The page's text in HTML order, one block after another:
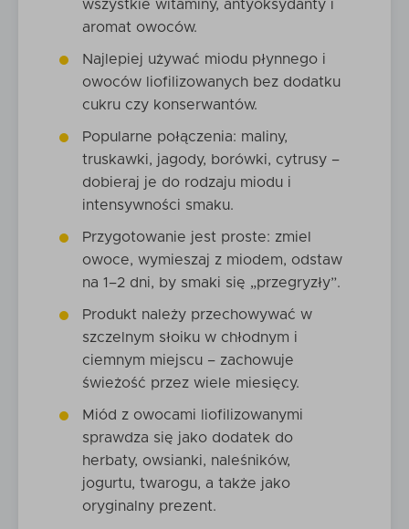
wszystkie witaminy, antyoksydanty i
aromat owoców.
Najlepiej używać miodu płynnego i
owoców liofilizowanych bez dodatku
cukru czy konserwantów.
Popularne połączenia: maliny,
truskawki, jagody, borówki, cytrusy –
dobieraj je do rodzaju miodu i
intensywności smaku.
Przygotowanie jest proste: zmiel
owoce, wymieszaj z miodem, odstaw
na 1–2 dni, by smaki się „przegryzły”.
Produkt należy przechowywać w
szczelnym słoiku w chłodnym i
ciemnym miejscu – zachowuje
świeżość przez wiele miesięcy.
Miód z owocami liofilizowanymi
sprawdza się jako dodatek do
herbaty, owsianki, naleśników,
jogurtu, twarogu, a także jako
oryginalny prezent.